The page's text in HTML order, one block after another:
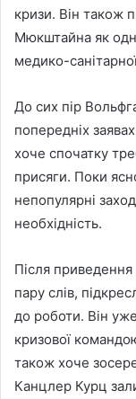
кризи. Він також
Мюкштайна як
медико-
До сих пір
попередніх
хоче спочатку
присяги. Поки
непопулярні
необхідність.
Після
пару слів,
до роботи. Він
кризової
також хоче
Канцлер Курц